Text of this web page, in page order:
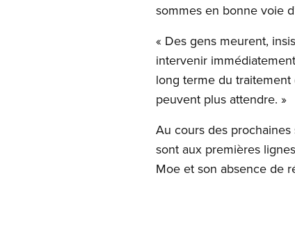
sommes en bonne voie
« Des gens meurent,
intervenir
long terme du traitement
peuvent plus attendre. »
Au cours des
sont aux premières
Moe et son absence de